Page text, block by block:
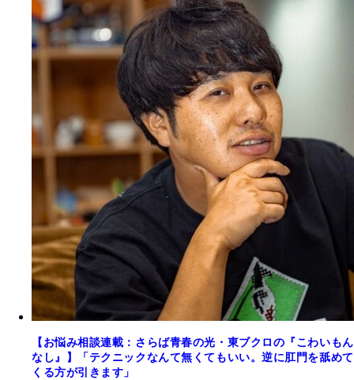
【お悩み相談連載：さらば青春の光・東ブクロの『こわいもん
なし』】「テクニックなんて無くてもいい。逆に肛門を舐めて
くる方が引きます」